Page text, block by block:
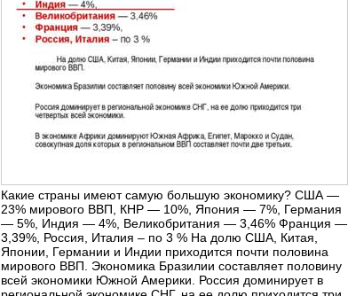
Какие страны имеют самую большую экономику? США —
23% мирового ВВП, КНР — 10%, Япония — 7%, Германия
— 5%, Индия — 4%, Великобритания — 3,46% Франция —
3,39%, Россия, Италия – по 3 % На долю США, Китая,
Японии, Германии и Индии приходится почти половина
мирового ВВП. Экономика Бразилии составляет половину
всей экономики Южной Америки. Россия доминирует в